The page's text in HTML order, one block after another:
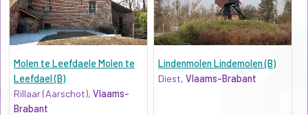
Molen te Leefdaele Molen te
Leefdael (B)
Rillaar (Aarschot), Vlaams-
Brabant
Lindenmolen Lindemolen (B)
Diest,Vlaams-Brabant